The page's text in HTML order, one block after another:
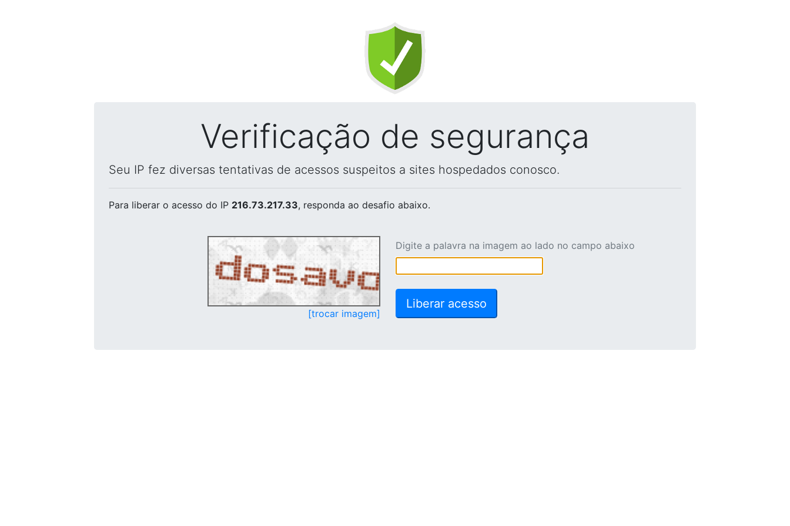
Verificação de segurança
Seu IP fez diversas tentativas de acessos suspeitos a sites hospedados conosco.
Para liberar o acesso do IP 216.73.217.33, responda ao desafio abaixo.
[trocar imagem]
Digite a palavra na imagem ao lado no campo abaixo